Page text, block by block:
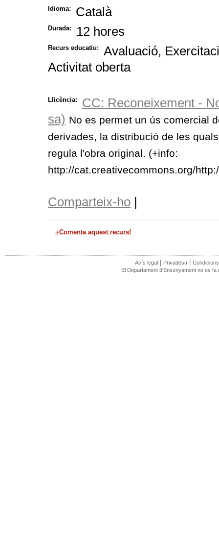
Idioma: Català
Durada: 12 hores
Recurs educatiu:
Avaluació,
Activitat oberta
Llicència:
CC: Reconeixement -
sa) No es permet un ús comercial
derivades, la distribució de les
regula l'obra original. (+info:
http://cat.creativecommons.org/
Comparteix-ho |
+Comenta aquest recurs!
Avís legal | Privadesa |
El Departament d'Ensenyament no es